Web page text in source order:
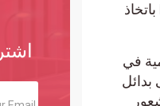
للتواصل والتفاعل الاجتماعي. وشدد المستخدمون والخبراء على حد سواء على ضرورة قيام Meta باتخاذ
في
بدائل